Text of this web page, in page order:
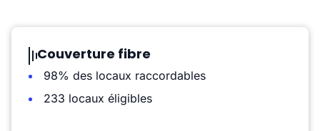
Couverture fibre
98% des locaux raccordables
233 locaux éligibles